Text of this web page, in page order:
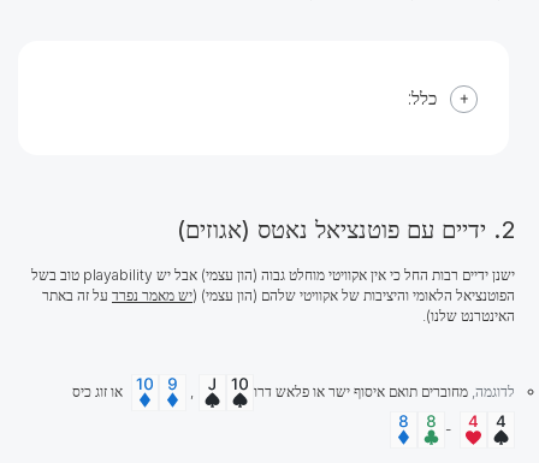
כלל:
2. ידיים עם פוטנציאל נאטס (אגוזים)
ישנן ידיים רבות החל כי אין אקוויטי מוחלט גבוה (הון עצמי) אבל יש playability טוב בשל
הפוטנציאל הלאומי והיציבות של אקוויטי שלהם (הון עצמי) (יש מאמר נפרד על זה באתר
האינטרנט שלנו).
לדוגמה, מחוברים תואם איסוף ישר או פלאש דרו או זוג כיס
-